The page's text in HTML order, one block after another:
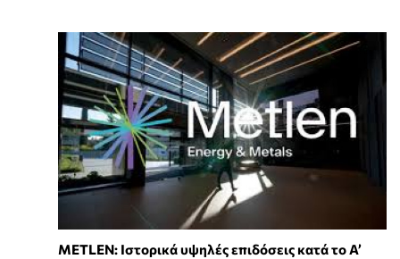
METLEN: Ιστορικά υψηλές επιδόσεις κατά το Α’